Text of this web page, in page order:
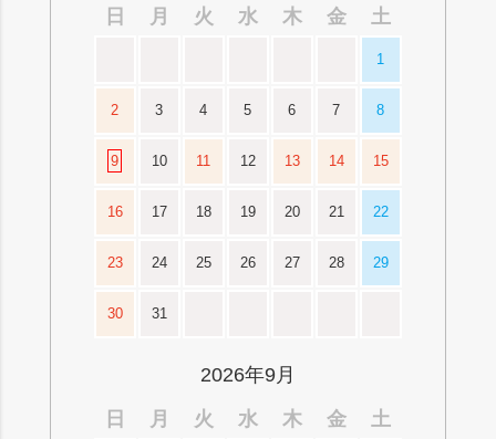
日
月 火 水 木 金 土
1
2 3 4 5 6 7 8
9 10 11 12 13 14 15
16 17 18 19 20 21 22
23 24 25 26 27 28 29
30 31
2026年9月
日
月 火 水 木 金 土